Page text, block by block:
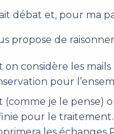
débat et, pour ma
propose de
on considère les
pour
(comme je le pense)
pour le traitement.